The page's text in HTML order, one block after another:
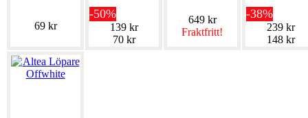
69 kr
-50%
139 kr
70 kr
649 kr
Fraktfritt!
-38%
239 kr
148 kr